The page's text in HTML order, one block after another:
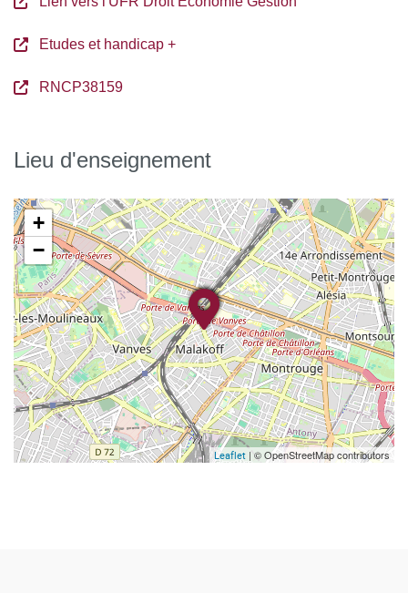
Etudes et handicap +
RNCP38159
Lieu d'enseignement
+
−
Leaflet | © OpenStreetMap contributors